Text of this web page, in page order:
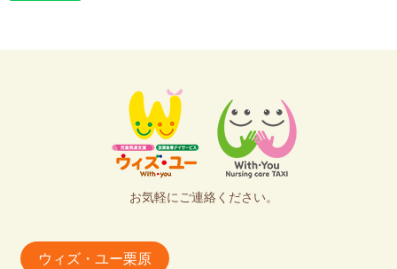
お気軽にご連絡ください。
ウィズ・ユー栗原